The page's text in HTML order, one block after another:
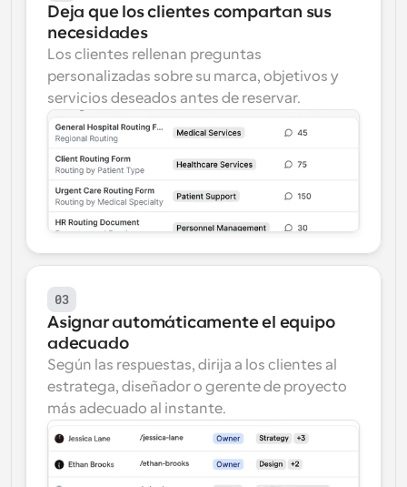
Deja que los clientes compartan sus
necesidades
Los clientes rellenan preguntas
personalizadas sobre su marca, objetivos y
servicios deseados antes de reservar.
03
Asignar automáticamente el equipo
adecuado
Según las respuestas, dirija a los clientes al
estratega, diseñador o gerente de proyecto
más adecuado al instante.